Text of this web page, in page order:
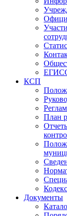
КСП
План
Документы